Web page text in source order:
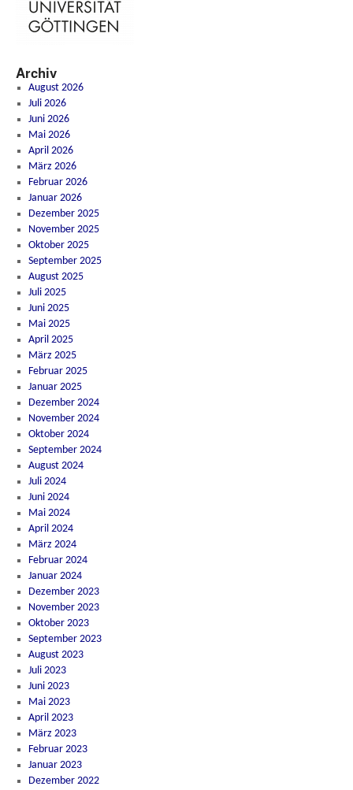
Archiv
August 2026
Juli 2026
Juni 2026
Mai 2026
April 2026
März 2026
Februar 2026
Januar 2026
Dezember 2025
November 2025
Oktober 2025
September 2025
August 2025
Juli 2025
Juni 2025
Mai 2025
April 2025
März 2025
Februar 2025
Januar 2025
Dezember 2024
November 2024
Oktober 2024
September 2024
August 2024
Juli 2024
Juni 2024
Mai 2024
April 2024
März 2024
Februar 2024
Januar 2024
Dezember 2023
November 2023
Oktober 2023
September 2023
August 2023
Juli 2023
Juni 2023
Mai 2023
April 2023
März 2023
Februar 2023
Januar 2023
Dezember 2022